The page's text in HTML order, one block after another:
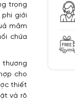
trọng
giới
mâm
chứa
thương
cho
thiết
và rõ